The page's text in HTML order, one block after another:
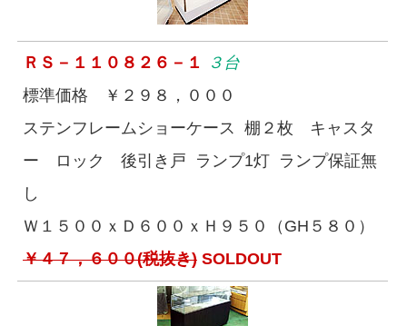
ＲＳ－１１０８２６－１
３台
標準価格 ￥２９８，０００
ステンフレームショーケース 棚２枚 キャスタ
ー ロック 後引き戸 ランプ1灯 ランプ保証無
し
Ｗ１５００ｘＤ６００ｘＨ９５０（GH５８０）
￥４７，６００(税抜き) SOLDOUT